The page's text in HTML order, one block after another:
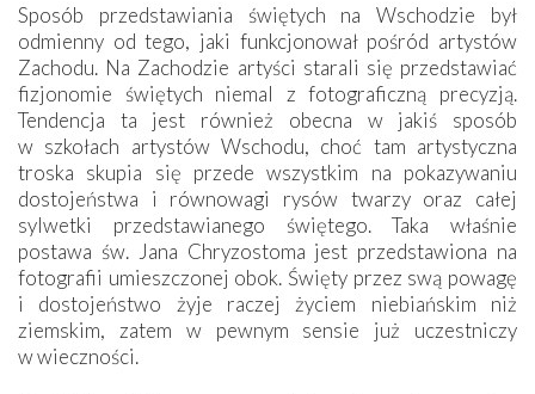
Sposób przedstawiania świętych na Wschodzie był
odmienny od tego, jaki funkcjonował pośród artystów
Zachodu. Na Zachodzie artyści starali się przedstawiać
fizjonomie świętych niemal z fotograficzną precyzją.
Tendencja ta jest również obecna w jakiś sposób
w szkołach artystów Wschodu, choć tam artystyczna
troska skupia się przede wszystkim na pokazywaniu
dostojeństwa i równowagi rysów twarzy oraz całej
sylwetki przedstawianego świętego. Taka właśnie
postawa św. Jana Chryzostoma jest przedstawiona na
fotografii umieszczonej obok. Święty przez swą powagę
i dostojeństwo żyje raczej życiem niebiańskim niż
ziemskim, zatem w pewnym sensie już uczestniczy
w wieczności.